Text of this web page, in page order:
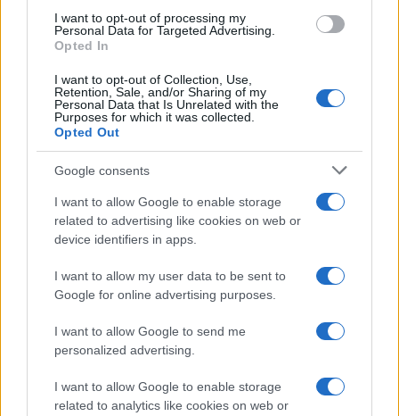
I want to opt-out of processing my
Personal Data for Targeted Advertising.
Opted In
I want to opt-out of Collection, Use,
Retention, Sale, and/or Sharing of my
Personal Data that Is Unrelated with the
Purposes for which it was collected.
Opted Out
Google consents
I want to allow Google to enable storage
related to advertising like cookies on web or
device identifiers in apps.
I want to allow my user data to be sent to
Google for online advertising purposes.
I want to allow Google to send me
personalized advertising.
I want to allow Google to enable storage
related to analytics like cookies on web or
Francesca Lombardi · 4 Ago 2026
PIÙ LETTI
XPENG Partner del Teatro del Silenzio 2026: Veicoli
Elettrici e Musica in Sinfonia
Formazza e Valle Antrona
Scoperte carcasse di moto e motori in container
Il Córdoba ha ottenuto il II Trofeo Puertas dopo aver
sconfitto il Rayo ai rigori.
Nuova Zelanda: ondata di freddo eccezionale porta
neve a bassa quota